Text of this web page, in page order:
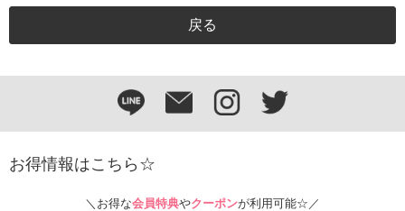
お得情報はこちら☆
＼お得な会員特典やクーポンが利用可能☆／